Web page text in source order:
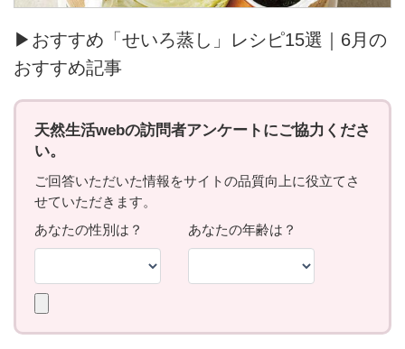
▶おすすめ「せいろ蒸し」レシピ15選｜6月の
おすすめ記事